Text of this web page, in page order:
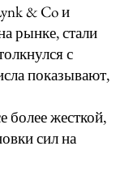
& Co и
рынке, стали
с
показывают,
более жесткой,
сил на